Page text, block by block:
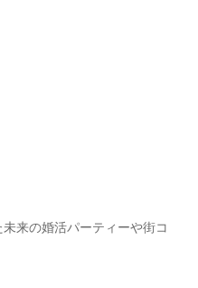
来の婚活パーティーや街コ